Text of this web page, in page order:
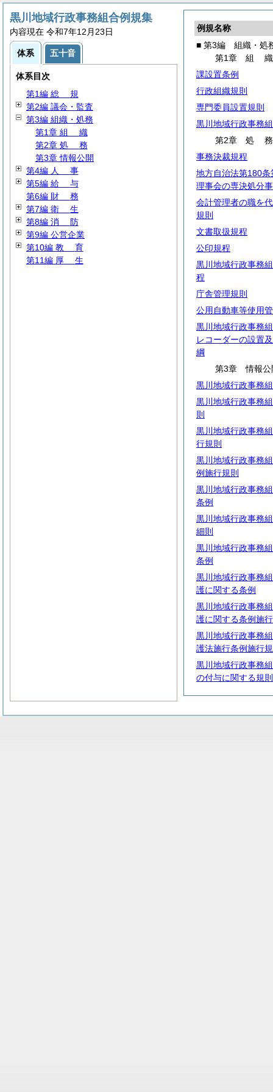
例規名称
■ 第3編 組織・処
第1章 組織
課設置条例
行政組織規則
専門委員設置規則
黒川地域行政事務
第2章 処務
事務決裁規程
地方自治法第180
理事会の専決処分
会計管理者の職を
規則
文書取扱規程
公印規程
黒川地域行政事務
程
庁舎管理規則
公用自動車等使用
黒川地域行政事務
レコーダーの設置
綱
第3章 情報公
黒川地域行政事務
黒川地域行政事務
則
黒川地域行政事務
行規則
黒川地域行政事務
例施行規則
黒川地域行政事務
条例
黒川地域行政事務
細則
黒川地域行政事務
条例
黒川地域行政事務
護に関する条例
黒川地域行政事務
護に関する条例施
黒川地域行政事務
護法施行条例施行
黒川地域行政事務
の付与に関する規則
黒川地域行政事務組合例規集
内容現在 令和7年12月23日
体系 五十音
体系目次
第1編 総 規
第2編 議会・監査
第3編 組織・処務
第1章 組 織
第2章 処 務
第3章 情報公開
第4編 人 事
第5編 給 与
第6編 財 務
第7編 衛 生
第8編 消 防
第9編 公営企業
第10編 教 育
第11編 厚 生